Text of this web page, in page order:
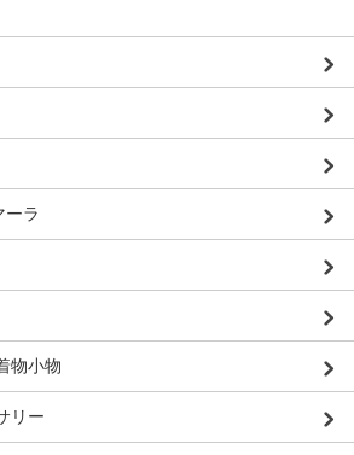
ーラ
物小物
リー